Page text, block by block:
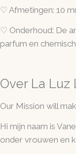
♡ Afmetingen: 10
♡ Onderhoud: De
parfum en
Over La Luz
Our Mission will
Hi mijn naam is
onder vrouwen en